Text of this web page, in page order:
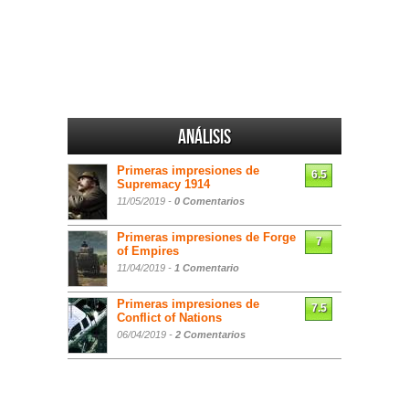
Análisis
Primeras impresiones de
Supremacy 1914
11/05/2019 - 0 Comentarios
6.5
Primeras impresiones de Forge
of Empires
11/04/2019 - 1 Comentario
7
Primeras impresiones de
Conflict of Nations
06/04/2019 - 2 Comentarios
7.5